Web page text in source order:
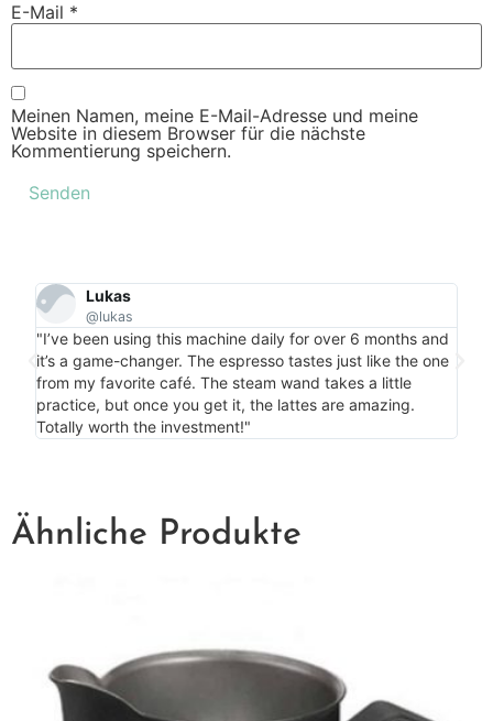
E-Mail *
Meinen Namen, meine E-Mail-Adresse und meine
Website in diesem Browser für die nächste
Kommentierung speichern.
Lukas
@lukas
"I’ve been using this machine daily for over 6 months and
it’s a game-changer. The espresso tastes just like the one
from my favorite café. The steam wand takes a little
practice, but once you get it, the lattes are amazing.
Totally worth the investment!"
Ähnliche Produkte